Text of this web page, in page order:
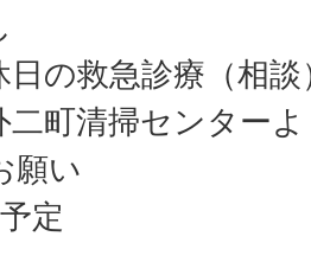
日の救急診療（相談
二町清掃センター
願い
定